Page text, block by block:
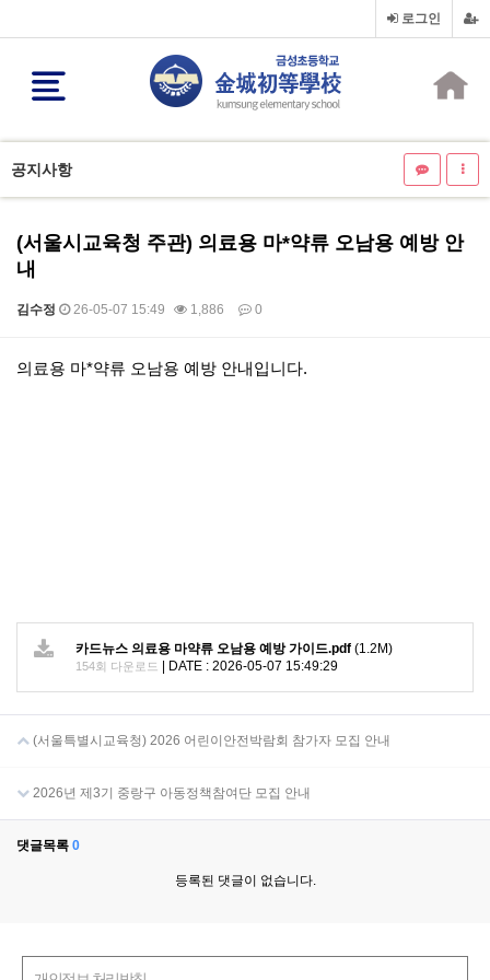
로그인
공지사항
(서울시교육청 주관) 의료용 마*약류 오남용 예방 안
내
김수정 26-05-07 15:49 1,886 0
본문
의료용 마*약류 오남용 예방 안내입니다.
카드뉴스 의료용 마약류 오남용 예방 가이드.pdf (1.2M)
154회 다운로드 DATE : 2026-05-07 15:49:29
(서울특별시교육청) 2026 어린이안전박람회 참가자 모집 안내
2026년 제3기 중랑구 아동정책참여단 모집 안내
댓글목록 0
등록된 댓글이 없습니다.